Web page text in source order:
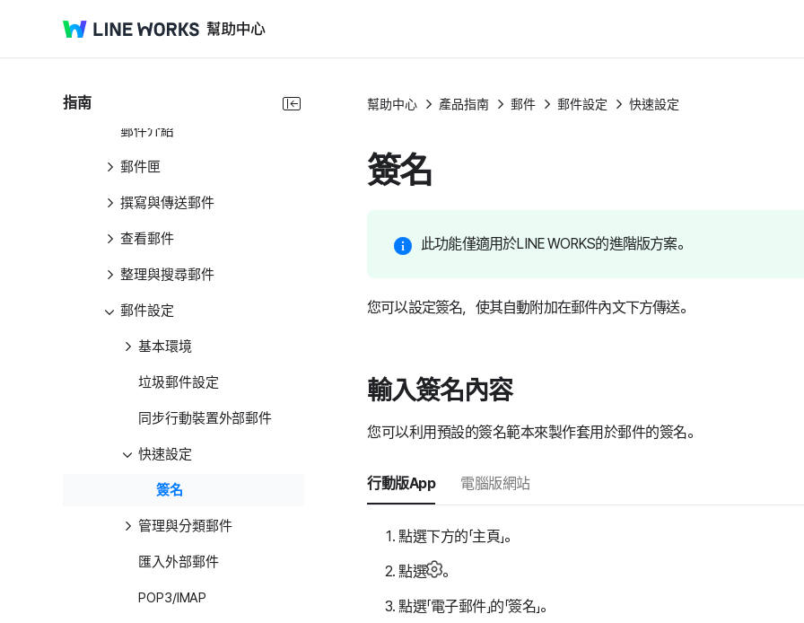
指南
LINE WORKS
訊息
郵件介紹
郵件匣
撰寫與傳送郵件
查看郵件
整理與搜尋郵件
郵件設定
基本環境
垃圾郵件設定
同步行動裝置外部郵件
快速設定
簽名
管理與分類郵件
匯入外部郵件
POP3/IMAP
幫助中心 產品指南 郵件 郵件設定 快速設定
簽名
此功能僅適用於LINE WORKS的進階版方案。
您可以設定簽名，使其自動附加在郵件內文下方傳送。
輸入簽名內容
您可以利用預設的簽名範本來製作套用於郵件的簽名。
行動版App 電腦版網站
點選下方的「主頁」。
點選 。
點選「電子郵件」的「簽名」。